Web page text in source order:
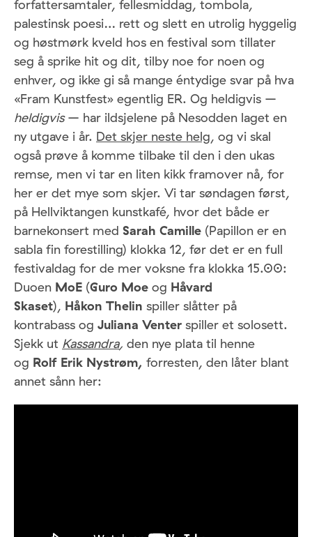
forfattersamtaler, fellesmiddag, tombola,
palestinsk poesi… rett og slett en utrolig hyggelig
og høstmørk kveld hos en festival som tillater
seg å sprike hit og dit, tilby noe for noen og
enhver, og ikke gi så mange éntydige svar på hva
«Fram Kunstfest» egentlig ER. Og heldigvis –
heldigvis– har ildsjelene på Nesodden laget en
ny utgave i år. Det skjer neste helg, og vi skal
også prøve å komme tilbake til den i den ukas
remse, men vi tar en liten kikk framover nå, for
her er det mye som skjer. Vi tar søndagen først,
på Hellviktangen kunstkafé, hvor det både er
barnekonsert med Sarah Camille (Papillon er en
sabla fin forestilling) klokka 12, før det er en full
festivaldag for de mer voksne fra klokka 15.00:
Duoen MoE (Guro Moe og Håvard
Skaset), Håkon Thelin spiller slåtter på
kontrabass og Juliana Venter spiller et solosett.
Sjekk ut Kassandra, den nye plata til henne
og Rolf Erik Nystrøm, forresten, den låter blant
annet sånn her: